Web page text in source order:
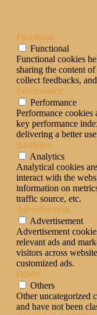
Functional
Functional
Functional cookies
sharing the content
collect feedbacks,
Performance
Performance
Performance cookies
key performance
delivering a better
Analytics
Analytics
Analytical cookies
interact with the
information on
traffic source, etc.
Advertisement
Advertisement
Advertisement
relevant ads and
visitors across
customized ads.
Others
Others
Other uncategorized
and have not been